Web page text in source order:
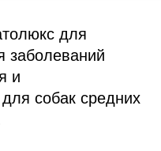
для
заболеваний
и
собак средних